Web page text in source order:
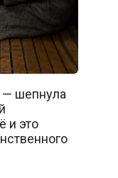
— шепнула
и это